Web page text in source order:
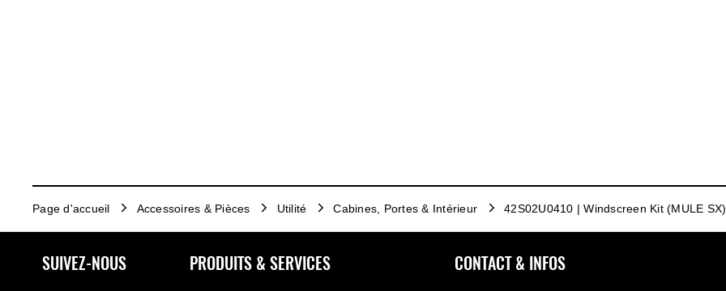
Page d'accueil Accessoires & Pièces Utilité Cabines, Portes & Intérieur 42S02U0410 | Windscreen Kit (MULE SX)
SUIVEZ-NOUS PRODUITS & SERVICES CONTACT & INFOS